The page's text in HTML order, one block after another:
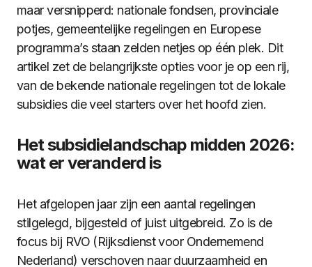
maar versnipperd: nationale fondsen, provinciale
potjes, gemeentelijke regelingen en Europese
programma’s staan zelden netjes op één plek. Dit
artikel zet de belangrijkste opties voor je op een rij,
van de bekende nationale regelingen tot de lokale
subsidies die veel starters over het hoofd zien.
Het subsidielandschap midden 2026:
wat er veranderd is
Het afgelopen jaar zijn een aantal regelingen
stilgelegd, bijgesteld of juist uitgebreid. Zo is de
focus bij RVO (Rijksdienst voor Ondernemend
Nederland) verschoven naar duurzaamheid en